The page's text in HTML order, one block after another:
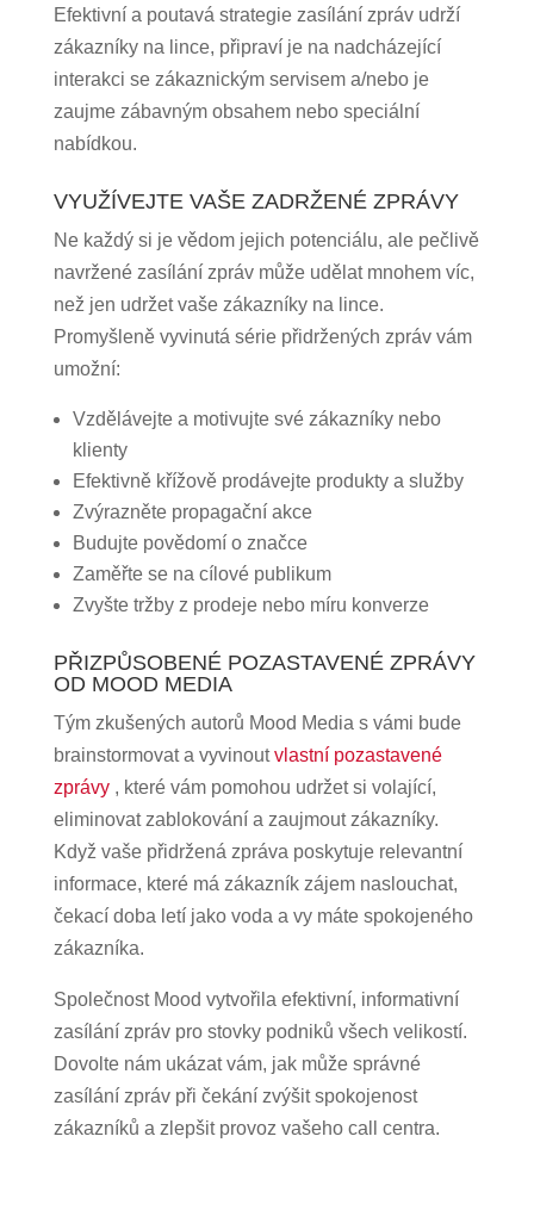
Efektivní a poutavá strategie zasílání zpráv udrží
zákazníky na lince, připraví je na nadcházející
interakci se zákaznickým servisem a/nebo je
zaujme zábavným obsahem nebo speciální
nabídkou.
VYUŽÍVEJTE VAŠE ZADRŽENÉ ZPRÁVY
Ne každý si je vědom jejich potenciálu, ale pečlivě
navržené zasílání zpráv může udělat mnohem víc,
než jen udržet vaše zákazníky na lince.
Promyšleně vyvinutá série přidržených zpráv vám
umožní:
Vzdělávejte a motivujte své zákazníky nebo
klienty
Efektivně křížově prodávejte produkty a služby
Zvýrazněte propagační akce
Budujte povědomí o značce
Zaměřte se na cílové publikum
Zvyšte tržby z prodeje nebo míru konverze
PŘIZPŮSOBENÉ POZASTAVENÉ ZPRÁVY
OD MOOD MEDIA
Tým zkušených autorů Mood Media s vámi bude
brainstormovat a vyvinoutvlastní pozastavené
zprávy, které vám pomohou udržet si volající,
eliminovat zablokování a zaujmout zákazníky.
Když vaše přidržená zpráva poskytuje relevantní
informace, které má zákazník zájem naslouchat,
čekací doba letí jako voda a vy máte spokojeného
zákazníka.
Společnost Mood vytvořila efektivní, informativní
zasílání zpráv pro stovky podniků všech velikostí.
Dovolte nám ukázat vám, jak může správné
zasílání zpráv při čekání zvýšit spokojenost
zákazníků a zlepšit provoz vašeho call centra.